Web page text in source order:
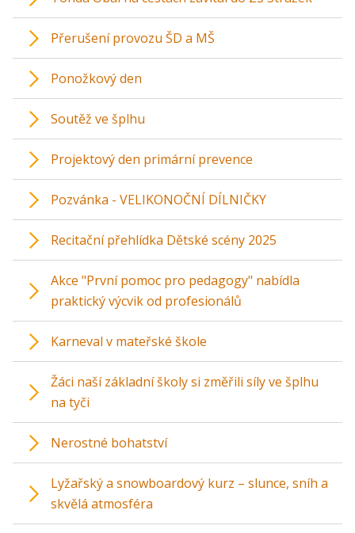
Přerušení provozu ŠD a MŠ
Ponožkový den
Soutěž ve šplhu
Projektový den primární prevence
Pozvánka - VELIKONOČNÍ DÍLNIČKY
Recitační přehlídka Dětské scény 2025
Akce "První pomoc pro pedagogy" nabídla
praktický výcvik od profesionálů
Karneval v mateřské škole
Žáci naší základní školy si změřili síly ve šplhu
na tyči
Nerostné bohatství
Lyžařský a snowboardový kurz – slunce, sníh a
skvělá atmosféra